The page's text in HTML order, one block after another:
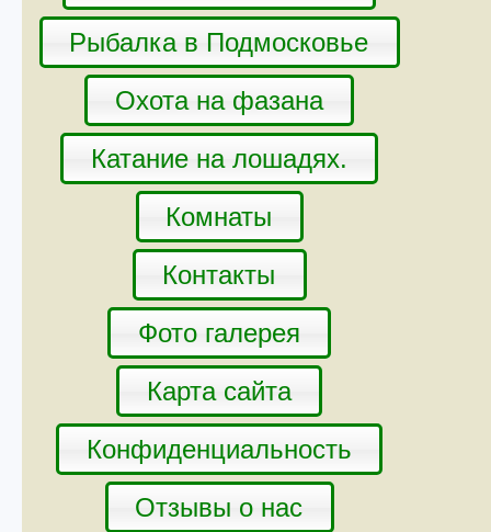
Рыбалка в Подмосковье
Охота на фазана
Катание на лошадях.
Комнаты
Контакты
Фото галерея
Карта сайта
Конфиденциальность
Отзывы о нас